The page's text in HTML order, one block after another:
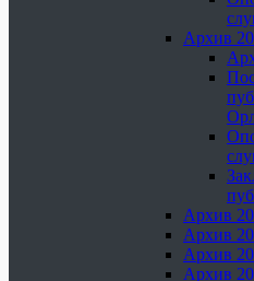
Архив
Архив
Архив
Архив
Архив